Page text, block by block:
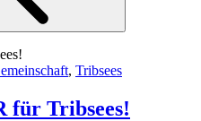
, Tribsees
für Tribsees!